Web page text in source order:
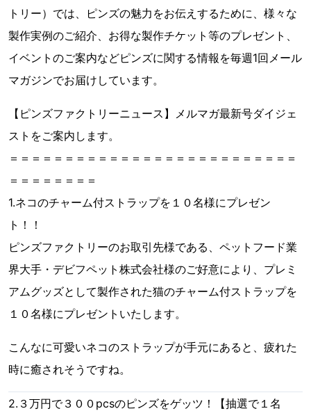
トリー）では、ピンズの魅力をお伝えするために、様々な
製作実例のご紹介、お得な製作チケット等のプレゼント、
イベントのご案内などピンズに関する情報を毎週1回メール
マガジンでお届けしています。
【ピンズファクトリーニュース】メルマガ最新号ダイジェ
ストをご案内します。
＝＝＝＝＝＝＝＝＝＝＝＝＝＝＝＝＝＝＝＝＝＝＝＝＝＝
＝＝＝＝＝＝＝＝
1.ネコのチャーム付ストラップを１０名様にプレゼン
ト！！
ピンズファクトリーのお取引先様である、ペットフード業
界大手・デビフペット株式会社様のご好意により、プレミ
アムグッズとして製作された猫のチャーム付ストラップを
１０名様にプレゼントいたします。
こんなに可愛いネコのストラップが手元にあると、疲れた
時に癒されそうですね。
2.３万円で３００pcsのピンズをゲッツ！【抽選で１名